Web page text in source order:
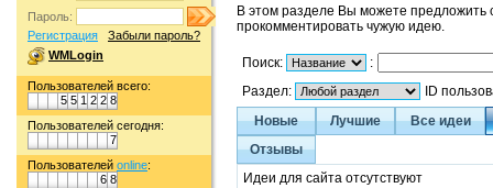
Пароль:
Регистрация
Забыли пароль?
WMLogin
Пользователей всего:
5 5 1 2 2 8
Пользователей сегодня:
7
Пользователей online:
6 8
В этом разделе Вы можете
прокомментировать чужую идею.
Поиск:
:
Раздел:
ID
Новые
Лучшие
Все идеи
Отзывы
Идеи для сайта отсутствуют